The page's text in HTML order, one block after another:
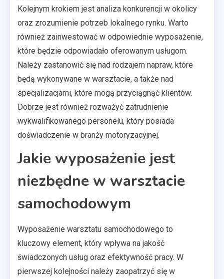
Kolejnym krokiem jest analiza konkurencji w okolicy
oraz zrozumienie potrzeb lokalnego rynku. Warto
również zainwestować w odpowiednie wyposażenie,
które będzie odpowiadało oferowanym usługom.
Należy zastanowić się nad rodzajem napraw, które
będą wykonywane w warsztacie, a także nad
specjalizacjami, które mogą przyciągnąć klientów.
Dobrze jest również rozważyć zatrudnienie
wykwalifikowanego personelu, który posiada
doświadczenie w branży motoryzacyjnej.
Jakie wyposażenie jest
niezbędne w warsztacie
samochodowym
Wyposażenie warsztatu samochodowego to
kluczowy element, który wpływa na jakość
świadczonych usług oraz efektywność pracy. W
pierwszej kolejności należy zaopatrzyć się w